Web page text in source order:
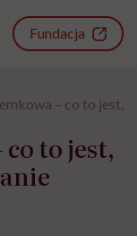
Fundacja
– co to jest,
to jest,